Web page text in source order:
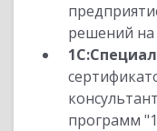
решений на
программ